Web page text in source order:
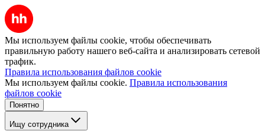
Мы используем файлы cookie, чтобы обеспечивать
правильную работу нашего веб-сайта и анализировать сетевой
трафик.
Правила использования файлов cookie
Мы используем файлы cookie. Правила использования
файлов cookie
Понятно
Ищу сотрудника